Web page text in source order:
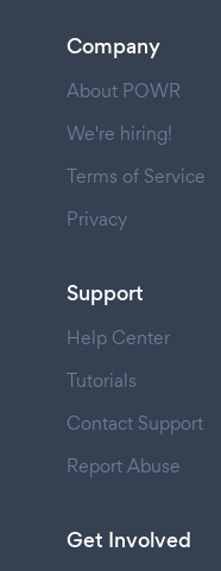
Company
About POWR
We're hiring!
Terms of Service
Privacy
Support
Help Center
Tutorials
Contact Support
Report Abuse
Get Involved